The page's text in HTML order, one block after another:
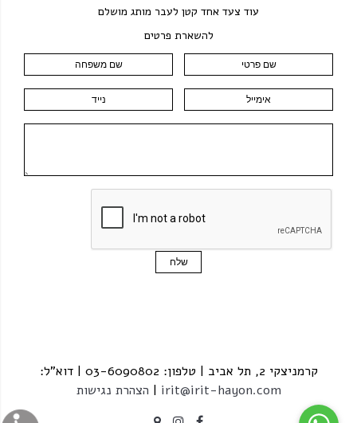
עוד צעד אחד קטן לעבר מותג מושלם
להשארת פרטים
קרמניצקי 2, תל אביב | טלפון: 03-6090802 | דוא"ל:
irit@irit-hayon.com
| הצהרת נגישות